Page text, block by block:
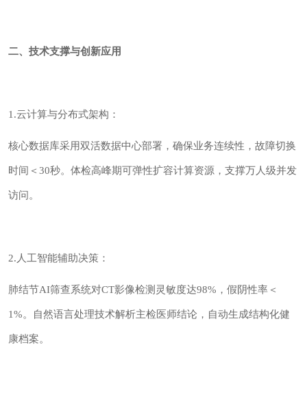
二、技术支撑与创新应用
1.云计算与分布式架构：
核心数据库采用双活数据中心部署，确保业务连续性，故障切换
时间＜30秒。体检高峰期可弹性扩容计算资源，支撑万人级并发
访问。
2.人工智能辅助决策：
肺结节AI筛查系统对CT影像检测灵敏度达98%，假阴性率＜
1%。自然语言处理技术解析主检医师结论，自动生成结构化健
康档案。